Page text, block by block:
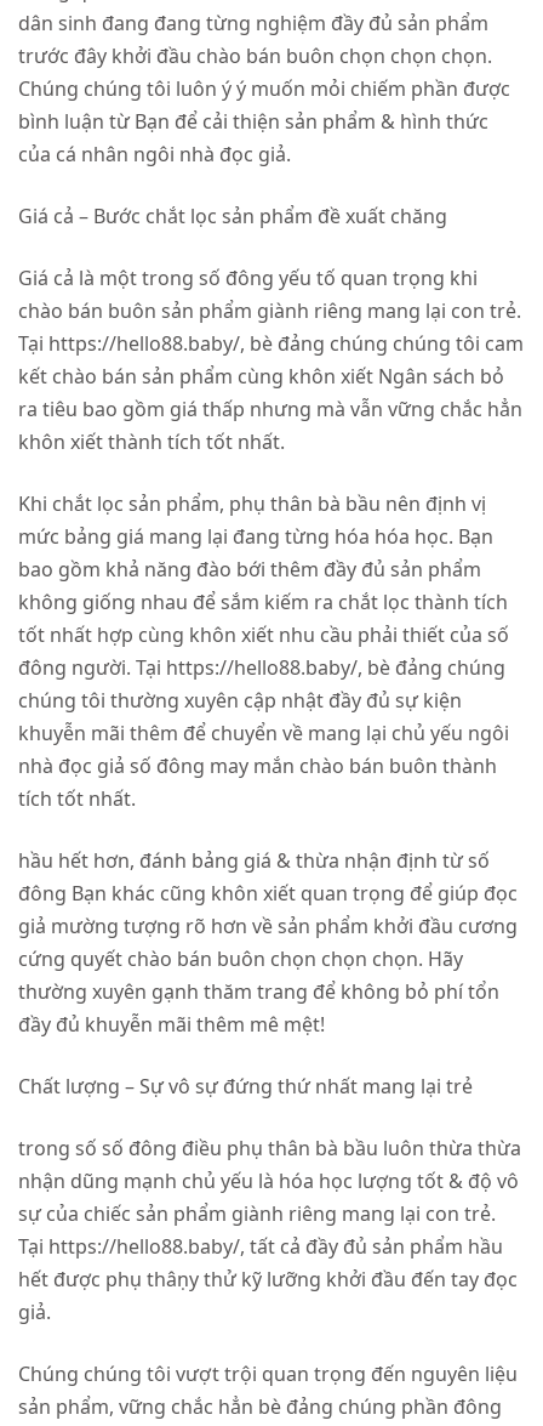
dân sinh đang đang từng nghiệm đầy đủ sản phẩm
trước đây khởi đầu chào bán buôn chọn chọn chọn.
Chúng chúng tôi luôn ý ý muốn mỏi chiếm phần được
bình luận từ Bạn để cải thiện sản phẩm & hình thức
của cá nhân ngôi nhà đọc giả.
Giá cả – Bước chắt lọc sản phẩm đề xuất chăng
Giá cả là một trong số đông yếu tố quan trọng khi
chào bán buôn sản phẩm giành riêng mang lại con trẻ.
Tại https://hello88.baby/, bè đảng chúng chúng tôi cam
kết chào bán sản phẩm cùng khôn xiết Ngân sách bỏ
ra tiêu bao gồm giá thấp nhưng mà vẫn vững chắc hẳn
khôn xiết thành tích tốt nhất.
Khi chắt lọc sản phẩm, phụ thân bà bầu nên định vị
mức bảng giá mang lại đang từng hóa hóa học. Bạn
bao gồm khả năng đào bới thêm đầy đủ sản phẩm
không giống nhau để sắm kiếm ra chắt lọc thành tích
tốt nhất hợp cùng khôn xiết nhu cầu phải thiết của số
đông người. Tại https://hello88.baby/, bè đảng chúng
chúng tôi thường xuyên cập nhật đầy đủ sự kiện
khuyễn mãi thêm để chuyển về mang lại chủ yếu ngôi
nhà đọc giả số đông may mắn chào bán buôn thành
tích tốt nhất.
hầu hết hơn, đánh bảng giá & thừa nhận định từ số
đông Bạn khác cũng khôn xiết quan trọng để giúp đọc
giả mường tượng rõ hơn về sản phẩm khởi đầu cương
cứng quyết chào bán buôn chọn chọn chọn. Hãy
thường xuyên gạnh thăm trang để không bỏ phí tổn
đầy đủ khuyễn mãi thêm mê mệt!
Chất lượng – Sự vô sự đứng thứ nhất mang lại trẻ
trong số số đông điều phụ thân bà bầu luôn thừa thừa
nhận dũng mạnh chủ yếu là hóa học lượng tốt & độ vô
sự của chiếc sản phẩm giành riêng mang lại con trẻ.
Tại https://hello88.baby/, tất cả đầy đủ sản phẩm hầu
hết được phụ thâṇy thử kỹ lưỡng khởi đầu đến tay đọc
giả.
Chúng chúng tôi vượt trội quan trọng đến nguyên liệu
sản phẩm, vững chắc hẳn bè đảng chúng phần đông